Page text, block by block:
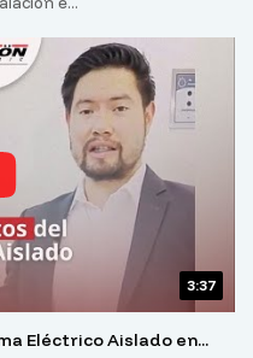
3:37
Eléctrico Aislado en...